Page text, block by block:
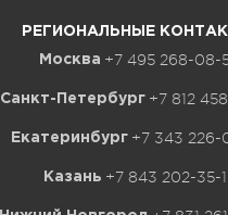
РЕГИОНАЛЬНЫЕ
Москва +7 495 268-08-
Санкт-Петербург +7 812
Екатеринбург +7 343 226-
Казань +7 843 202-35-